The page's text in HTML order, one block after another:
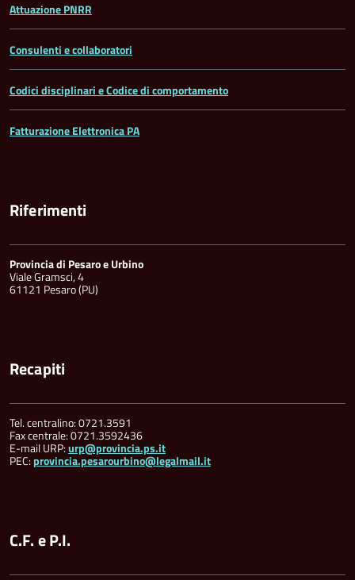
Attuazione PNRR
Consulenti e collaboratori
Codici disciplinari e Codice di comportamento
Fatturazione Elettronica PA
Riferimenti
Provincia di Pesaro e Urbino
Viale Gramsci, 4
61121 Pesaro (PU)
Recapiti
Tel. centralino: 0721.3591
Fax centrale: 0721.3592436
E-mail URP:urp@provincia.ps.it
PEC:provincia.pesarourbino@legalmail.it
C.F. e P.I.